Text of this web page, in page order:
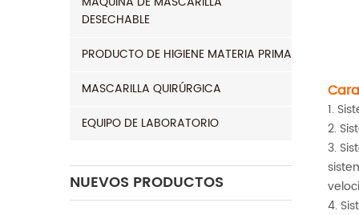
DESECHABLE
PRODUCTO DE HIGIENE MATERIA PRIMA
MASCARILLA QUIRÚRGICA
EQUIPO DE LABORATORIO
NUEVOS PRODUCTOS
1.
2.
3.
4.